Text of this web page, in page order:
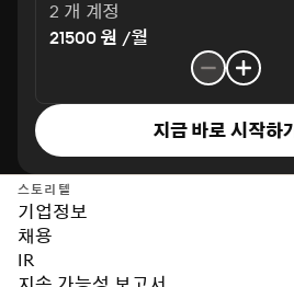
2 개 계정
21500 원 /월
지금 바로 시작하기
스토리텔
기업정보
채용
IR